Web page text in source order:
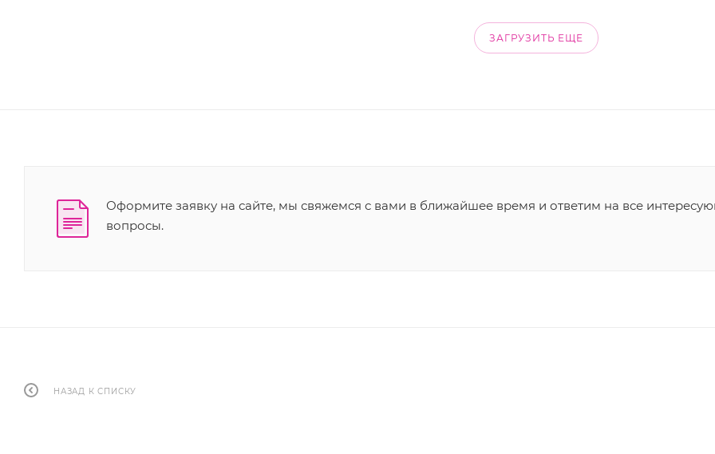
ЗАГРУЗИТЬ ЕЩЕ
Оформите заявку на сайте, мы свяжемся с вами в ближайшее время и ответим на все
вопросы.
НАЗАД К СПИСКУ